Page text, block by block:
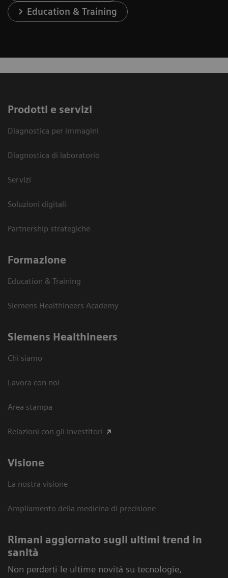
Education & Training
Prodotti e servizi
Diagnostica per immagini
Diagnostica di laboratorio
Servizi
Soluzioni digitali
Partnership strategiche
Formazione
Education & Training
Siemens Healthineers Academy
Siemens Healthineers
Chi siamo
Lavora con noi
Area stampa
Relazioni con gli investitori
Visione
La nostra visione
Ampliamento della medicina di precisione
Rimani aggiornato sugli ultimi trend in
sanità
Non perderti le ultime novità su tecnologie,